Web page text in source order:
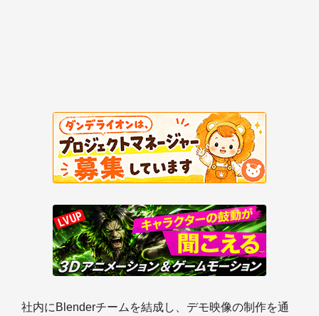
社内にBlenderチームを結成し、デモ映像の制作を通